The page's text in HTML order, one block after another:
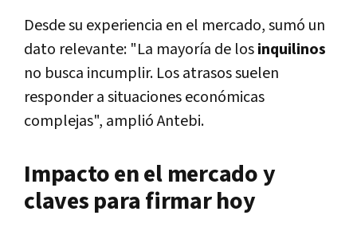
Desde su experiencia en el mercado, sumó un
dato relevante: "La mayoría de losinquilinos
no busca incumplir. Los atrasos suelen
responder a situaciones económicas
complejas", amplió Antebi.
Impacto en el mercado y
claves para firmar hoy